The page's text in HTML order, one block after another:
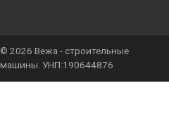
© 2026 Вежа - строительные
машины. УНП:190644876